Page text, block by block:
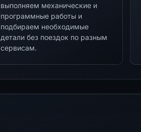
выполняем механические и
программные работы и
подбираем необходимые
детали без поездок по разным
сервисам.